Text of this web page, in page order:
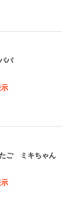
パ
ご ミキちゃん